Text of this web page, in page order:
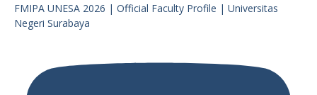
FMIPA UNESA 2026 | Official Faculty Profile | Universitas
Negeri Surabaya